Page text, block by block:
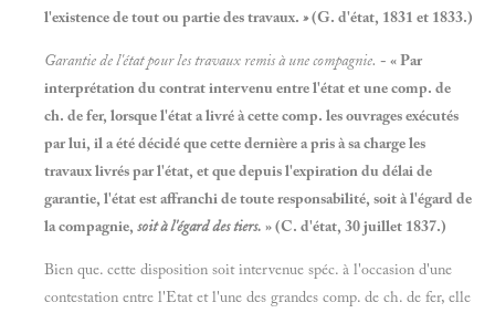
l'existence de tout ou partie des travaux. »(G. d'état, 1831 et 1833.)
Garantie de l'état pour les travaux remisàune compagnie. - « Par
interprétation du contrat intervenu entre l'état et une comp. de
ch. de fer, lorsque l'état a livré à cette comp. les ouvrages exécutés
par lui, il a été décidé que cette dernière a pris à sa charge les
travaux livrés par l'état, et que depuis l'expiration du délai de
garantie, l'état est affranchi de toute responsabilité, soit à l'égard de
la compagnie, soitàl'égard des tiers. » (C. d'état, 30 juillet 1837.)
Bien que. cette disposition soit intervenue spéc. à l'occasion d'une
contestation entre l'Etat et l'une des grandes comp. de ch. de fer, elle